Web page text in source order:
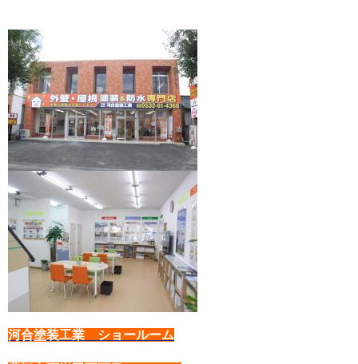
河合塗装工業 ショールーム